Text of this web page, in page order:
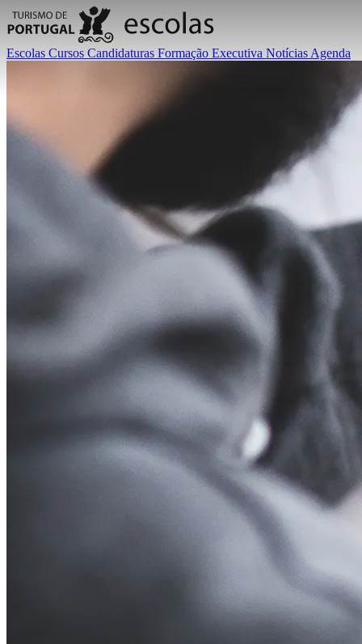
Escolas Cursos Candidaturas Formação Executiva Notícias Agenda